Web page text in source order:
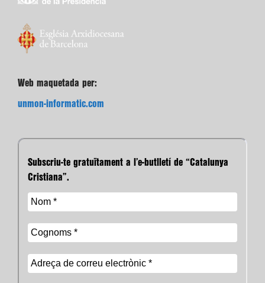
Web maquetada per:
unmon-informatic.com
Subscriu-te gratuïtament a l’e-butlletí de “Catalunya
Cristiana”.